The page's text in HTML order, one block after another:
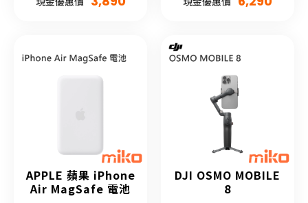
APPLE 蘋果 iPhone
Air MagSafe 電池
DJI OSMO MOBILE
8